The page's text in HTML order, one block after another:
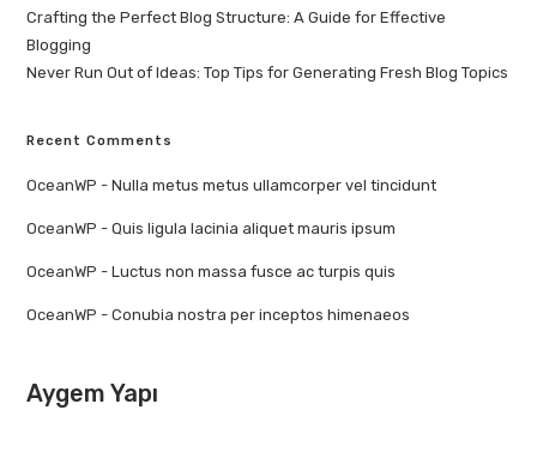
Crafting the Perfect Blog Structure: A Guide for Effective
Blogging
Never Run Out of Ideas: Top Tips for Generating Fresh Blog Topics
Recent Comments
OceanWP -Nulla metus metus ullamcorper vel tincidunt
OceanWP -Quis ligula lacinia aliquet mauris ipsum
OceanWP -Luctus non massa fusce ac turpis quis
OceanWP -Conubia nostra per inceptos himenaeos
Aygem Yapı